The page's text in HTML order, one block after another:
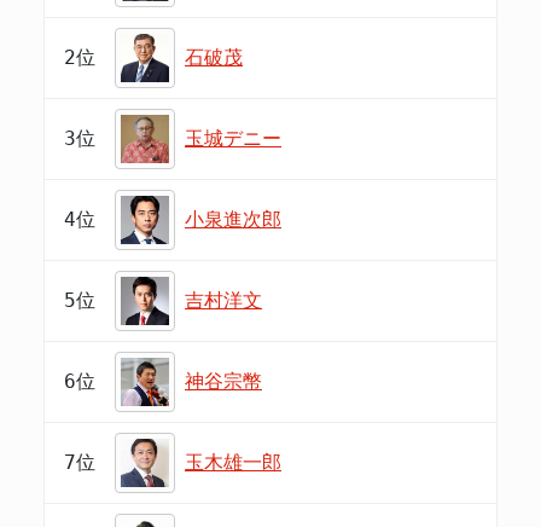
2位 石破茂
3位 玉城デニー
4位 小泉進次郎
5位 吉村洋文
6位 神谷宗幣
7位 玉木雄一郎